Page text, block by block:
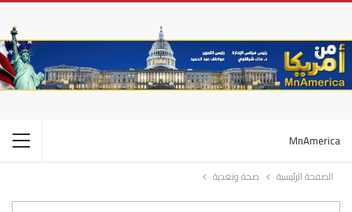
MnAmerica
الصفحة الرئيسية صحة وتغذية